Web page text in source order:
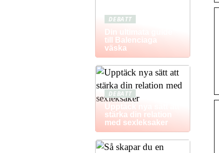
DEBATT
Din ultimata guide
till Balenciaga
väska
DEBATT
Upptäck nya sätt att
stärka din relation
med sexleksaker